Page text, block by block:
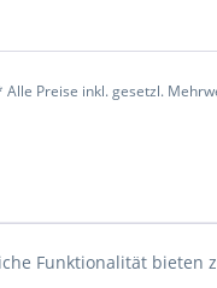
Alle Preise inkl. gesetzl.
Funktionalität bieten